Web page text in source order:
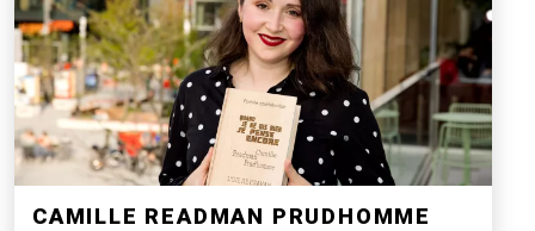
CAMILLE READMAN PRUDHOMME